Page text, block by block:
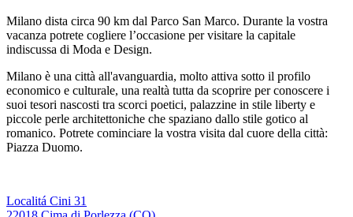
Milano dista circa 90 km dal Parco San Marco. Durante la vostra
vacanza potrete cogliere l’occasione per visitare la capitale
indiscussa di Moda e Design.
Milano è una città all'avanguardia, molto attiva sotto il profilo
economico e culturale, una realtà tutta da scoprire per conoscere i
suoi tesori nascosti tra scorci poetici, palazzine in stile liberty e
piccole perle architettoniche che spaziano dallo stile gotico al
romanico. Potrete cominciare la vostra visita dal cuore della città:
Piazza Duomo.
Localitá Cini 31